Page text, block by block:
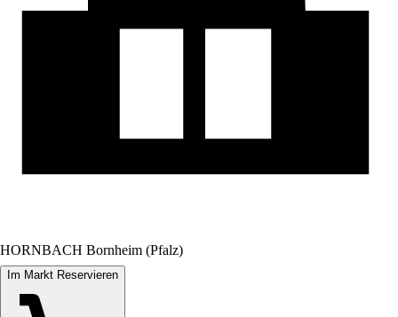
HORNBACH Bornheim (Pfalz)
Im Markt Reservieren